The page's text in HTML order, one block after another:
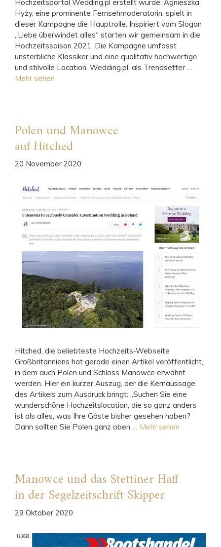
Hochzeitsportal Wedding.pl erstellt wurde. Agnieszka
Hyży, eine prominente Fernsehmoderatorin, spielt in
dieser Kampagne die Hauptrolle. Inspiriert vom Slogan
„Liebe überwindet alles“ starten wir gemeinsam in die
Hochzeitssaison 2021. Die Kampagne umfasst
unsterbliche Klassiker und eine qualitativ hochwertige
und stilvolle Location. Wedding.pl, als Trendsetter …
Mehr sehen
Polen und Manowce
auf Hitched
20 November 2020
Hitched, die beliebteste Hochzeits-Webseite
Großbritanniens hat gerade einen Artikel veröffentlicht,
in dem auch Polen und Schloss Manowce erwähnt
werden. Hier ein kurzer Auszug, der die Kernaussage
des Artikels zum Ausdruck bringt: „Suchen Sie eine
wunderschöne Hochzeitslocation, die so ganz anders
ist als alles, was Ihre Gäste bisher gesehen haben?
Dann sollten Sie Polen ganz oben … Mehr sehen
Manowce und das Stettiner Haff
in der Segelzeitschrift Skipper
29 Oktober 2020